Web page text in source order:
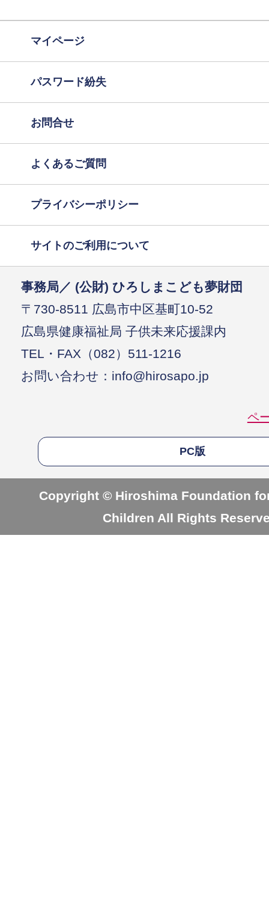
マイページ
パスワード紛失
お問合せ
よくあるご質問
プライバシーポリシー
サイトのご利用について
事務局／ (公財) ひろしまこども夢財団
〒730-8511 広島市中区基町10-52
広島県健康福祉局 子供未来応援課内
TEL・FAX（082）511-1216
お問い合わせ：info@hirosapo.jp
ペ
PC版
Copyright © Hiroshima Foundation
Children All Rights